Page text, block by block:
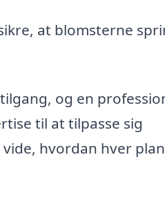
at blomsterne
og en
til at tilpasse sig
hvordan hver